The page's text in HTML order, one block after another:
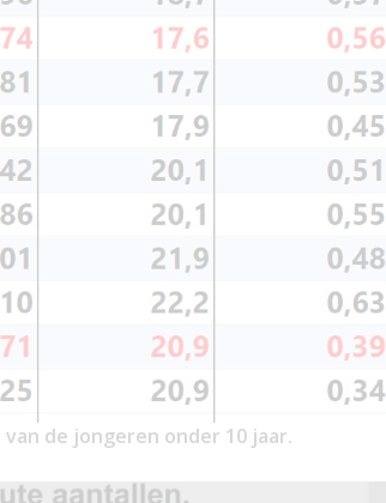
de jongeren onder 10 jaar.